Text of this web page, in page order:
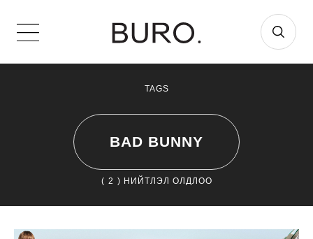
TAGS
BAD BUNNY
( 2 ) НИЙТЛЭЛ ОЛДЛОО